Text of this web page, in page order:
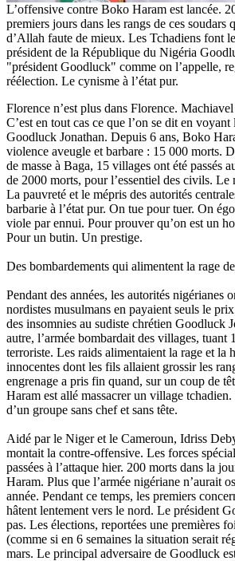
L’offensive contre Boko Haram est lancée.
premiers jours dans les rangs de ces soudars
d’Allah faute de mieux. Les Tchadiens font
président de la République du Nigéria
"président Goodluck" comme on l’appelle,
réélection. Le cynisme à l’état pur.
Florence n’est plus dans Florence.
C’est en tout cas ce que l’on se dit en
Goodluck Jonathan. Depuis 6 ans, Boko
violence aveugle et barbare : 15 000 morts.
de masse à Baga, 15 villages ont été passés
de 2000 morts, pour l’essentiel des civils. Le
La pauvreté et le mépris des autorités
barbarie à l’état pur. On tue pour tuer. On
viole par ennui. Pour prouver qu’on est un
Pour un butin. Un prestige.
Des bombardements qui alimentent la rage
Pendant des années, les autorités nigérianes
nordistes musulmans en payaient seuls le
des insomnies au sudiste chrétien Goodluck
autre, l’armée bombardait des villages, tuant
terroriste. Les raids alimentaient la rage et la
innocentes dont les fils allaient grossir les
engrenage a pris fin quand, sur un coup de
Haram est allé massacrer un village
d’un groupe sans chef et sans tête.
Aidé par le Niger et le Cameroun, Idriss
montait la contre-offensive. Les forces
passées à l’attaque hier. 200 morts dans la
Haram. Plus que l’armée nigériane n’aurait
année. Pendant ce temps, les premiers
hâtent lentement vers le nord. Le président
pas. Les élections, reportées une premières
(comme si en 6 semaines la situation serait
mars. Le principal adversaire de Goodluck